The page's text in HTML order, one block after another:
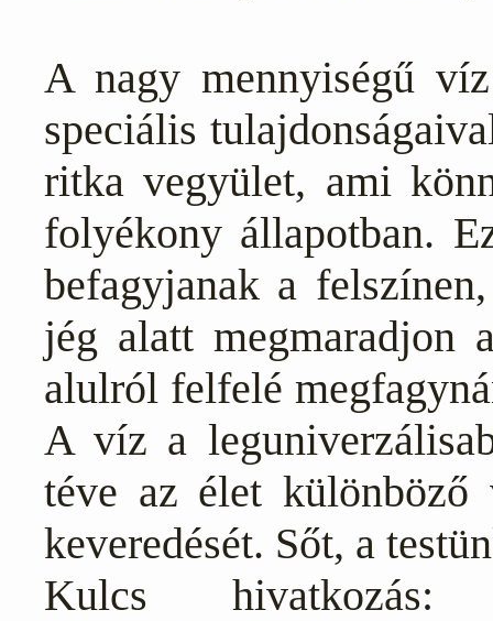
A nagy mennyiségű
speciális
ritka vegyület, ami
folyékony állapotban.
befagyjanak a
jég alatt megmaradjon
alulról felfelé
A víz a
téve az élet különböző
keveredését. Sőt, a
Kulcs